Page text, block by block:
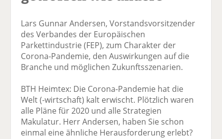
Lars Gunnar Andersen, Vorstandsvorsitzender
des Verbandes der Europäischen
Parkettindustrie (FEP), zum Charakter der
Corona-Pandemie, den Auswirkungen auf die
Branche und möglichen Zukunftsszenarien.
BTH Heimtex: Die Corona-Pandemie hat die
Welt (-wirtschaft) kalt erwischt. Plötzlich waren
alle Pläne für 2020 und alle Strategien
Makulatur. Herr Andersen, haben Sie schon
einmal eine ähnliche Herausforderung erlebt?